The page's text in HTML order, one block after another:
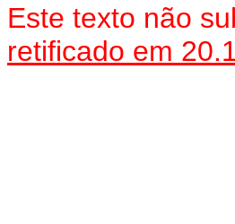
Este texto não
retificado em